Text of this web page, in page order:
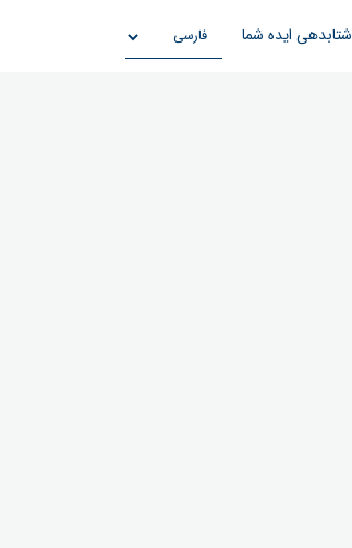
شتابدهی ایده شما